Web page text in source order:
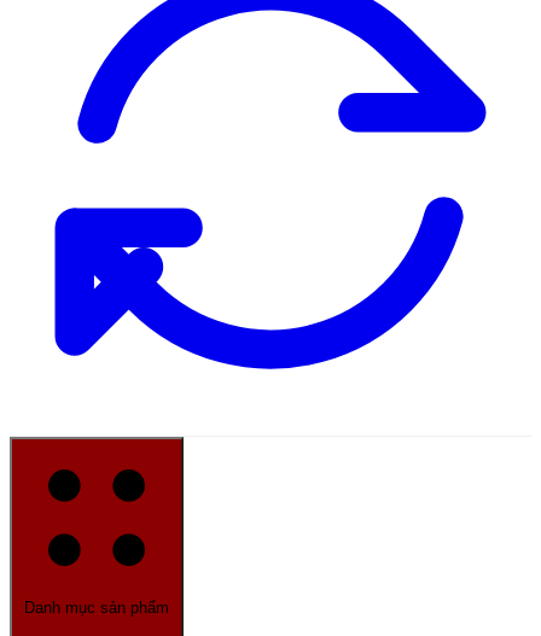
Danh mục sản phẩm